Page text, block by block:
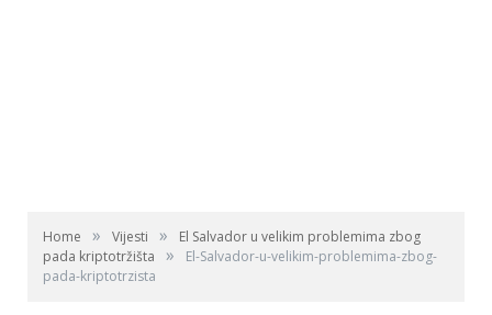
Home » Vijesti »
El Salvador u velikim problemima zbog
pada kriptotržišta
»
El-Salvador-u-velikim-problemima-zbog-
pada-kriptotrzista